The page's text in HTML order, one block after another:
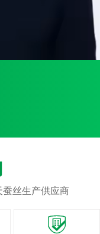
蚕丝生产供应商
